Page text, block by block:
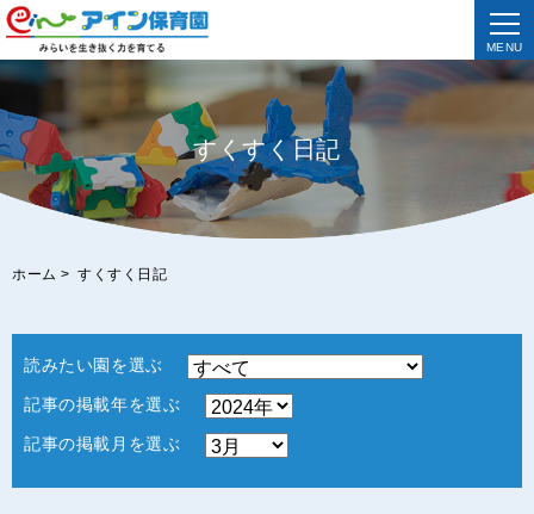
MENU
すくすく日記
ホーム > すくすく日記
読みたい園を選ぶ
記事の掲載年を選ぶ
記事の掲載月を選ぶ